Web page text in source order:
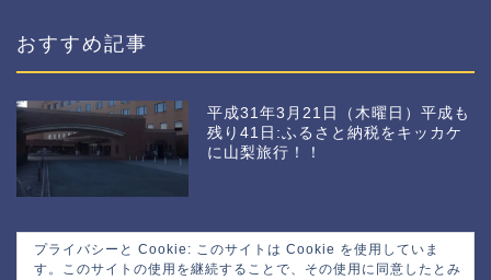
おすすめ記事
平成31年3月21日（木曜日）平成も
残り41日:ふるさと納税をキッカケ
に山梨旅行！！
プライバシーと Cookie: このサイトは Cookie を使用していま
す。このサイトの使用を継続することで、その使用に同意したとみ